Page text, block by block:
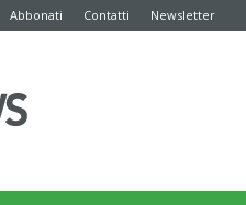
Abbonati Contatti Newsletter